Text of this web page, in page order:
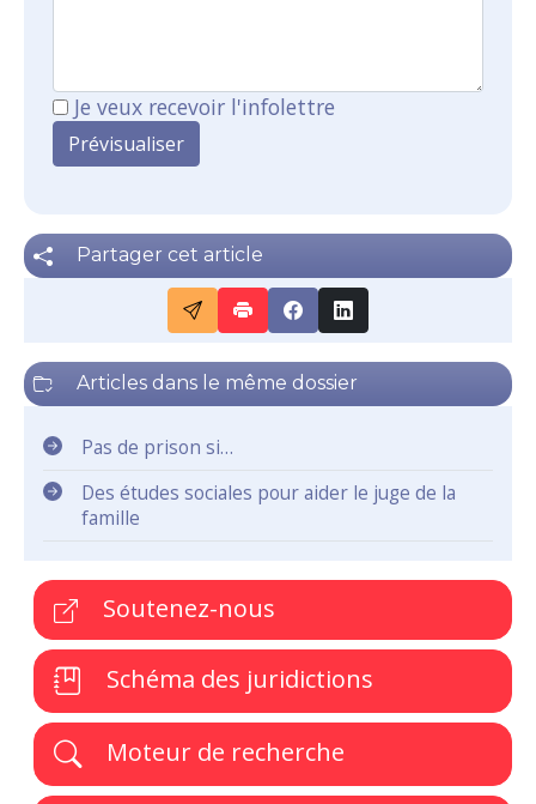
Je veux recevoir l'infolettre
Partager cet article
Articles dans le même dossier
Pas de prison si…
Des études sociales pour aider le juge de la
famille
Soutenez-nous
Schéma des juridictions
Moteur de recherche